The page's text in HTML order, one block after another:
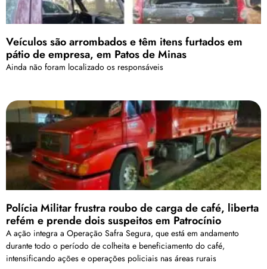
Veículos são arrombados e têm itens furtados em
pátio de empresa, em Patos de Minas
Ainda não foram localizado os responsáveis
Polícia Militar frustra roubo de carga de café, liberta
refém e prende dois suspeitos em Patrocínio
A ação integra a Operação Safra Segura, que está em andamento
durante todo o período de colheita e beneficiamento do café,
intensificando ações e operações policiais nas áreas rurais